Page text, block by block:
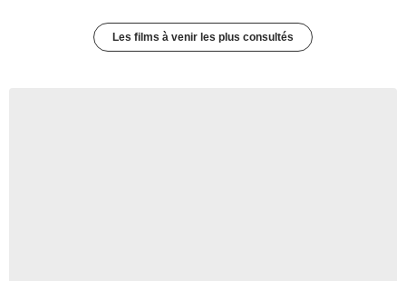
Les films à venir les plus consultés